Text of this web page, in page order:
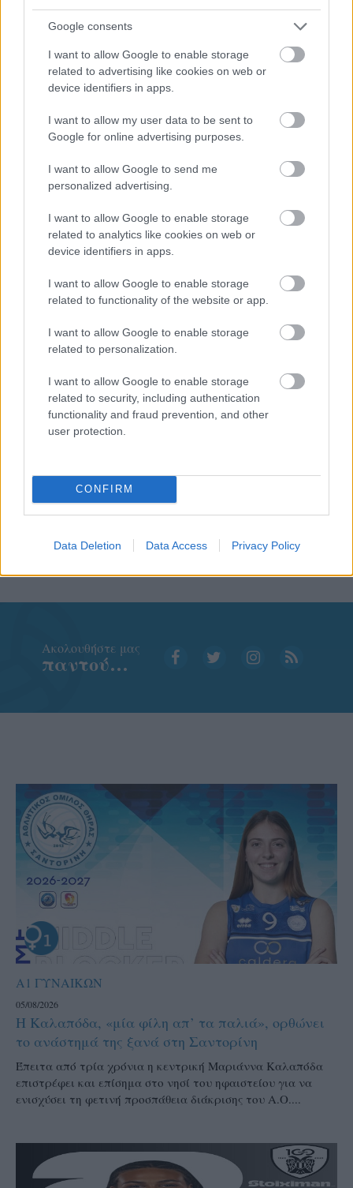
Google consents
I want to allow Google to enable storage
related to advertising like cookies on web or
device identifiers in apps.
I want to allow my user data to be sent to
Google for online advertising purposes.
I want to allow Google to send me
personalized advertising.
I want to allow Google to enable storage
related to analytics like cookies on web or
device identifiers in apps.
I want to allow Google to enable storage
related to functionality of the website or app.
I want to allow Google to enable storage
related to personalization.
I want to allow Google to enable storage
related to security, including authentication
functionality and fraud prevention, and other
user protection.
CONFIRM
Data Deletion Data Access Privacy Policy
Aκολουθήστε μας
παντού…
Α1 ΓΥΝΑΙΚΩΝ
05/08/2026
Η Καλαπόδα, «μία φίλη απ’ τα παλιά», ορθώνει
το ανάστημά της ξανά στη Σαντορίνη
Έπειτα από τρία χρόνια η κεντρική Μαριάννα Καλαπόδα
επιστρέφει και επίσημα στο νησί του ηφαιστείου για να
ενισχύσει τη φετινή προσπάθεια διάκρισης του Α.Ο....